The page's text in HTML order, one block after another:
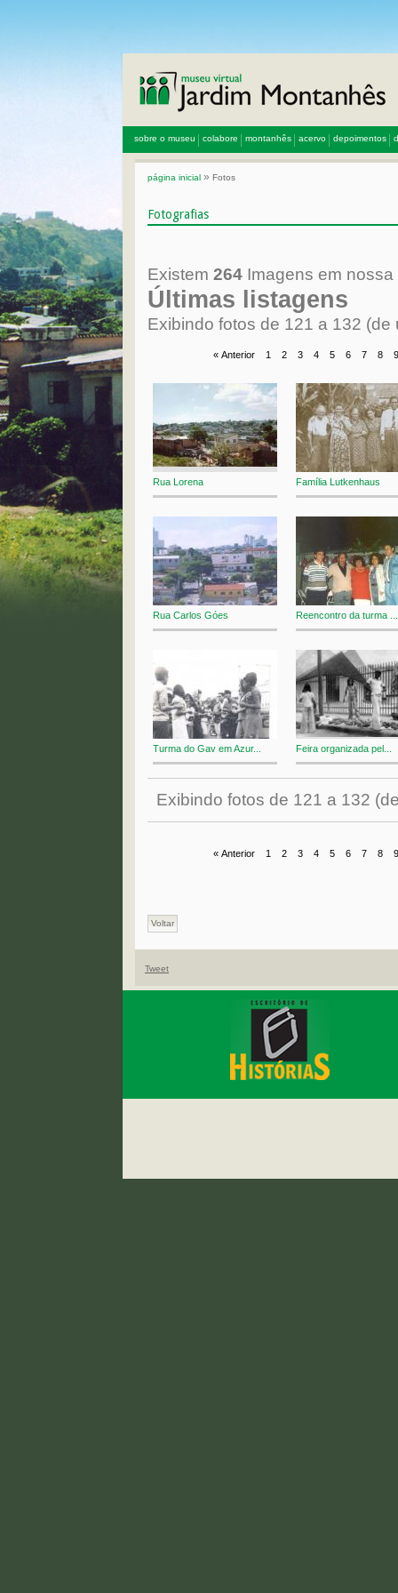
sobre o museu colabore montanhês acervo depoimentos
página inicial » Fotos
Fotografias
Existem 264 Imagens em
Últimas listagens
Exibindo fotos de 121 a 132 (de
« Anterior 1 2 3 4 5 6 7 8 9
Rua Lorena Família Lutkenhaus
Rua Carlos Góes Reencontro da turma ...
Turma do Gav em Azur... Feira organizada pel...
Exibindo fotos de 121 a 132
« Anterior 1 2 3 4 5 6 7 8 9
Voltar
Tweet